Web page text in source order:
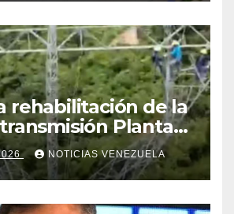
rehabilitación de la
Planta
NOTICIAS VENEZUELA